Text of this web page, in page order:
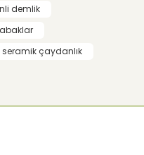
bilgiler
olmalı.
demlik
seramik çaydanlık